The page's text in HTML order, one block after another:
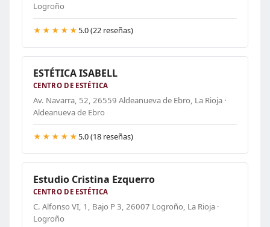
Logroño
★★★★★ 5.0 (22 reseñas)
ESTÉTICA ISABELL
CENTRO DE ESTÉTICA
Av. Navarra, 52, 26559 Aldeanueva de Ebro, La Rioja ·
Aldeanueva de Ebro
★★★★★ 5.0 (18 reseñas)
Estudio Cristina Ezquerro
CENTRO DE ESTÉTICA
C. Alfonso VI, 1, Bajo P 3, 26007 Logroño, La Rioja ·
Logroño